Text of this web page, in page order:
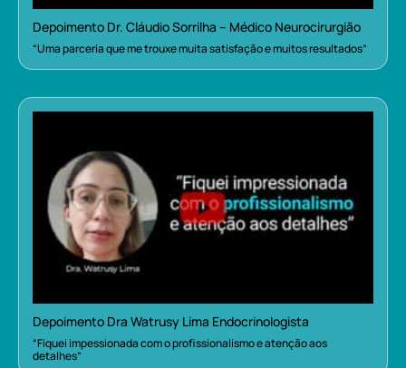
Depoimento Dr. Cláudio Sorrilha – Médico Neurocirurgião
“Uma parceria que me trouxe muita satisfação e muitos resultados”
Depoimento Dra Watrusy Lima Endocrinologista
“Fiquei impessionada com o profissionalismo e atenção aos
detalhes”